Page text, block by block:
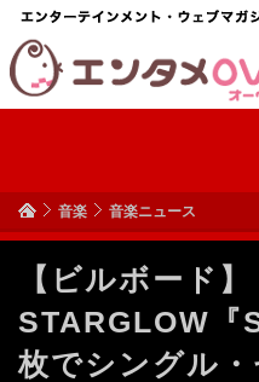
音楽 音楽ニュース
【ビルボード】
STARGLOW
枚でシングル